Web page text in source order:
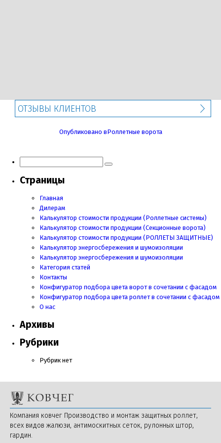
ОТЗЫВЫ КЛИЕНТОВ
Опубликовано вРоллетные ворота
Страницы
Главная
Дилерам
Калькулятор стоимости продукции (Роллетные системы)
Калькулятор стоимости продукции (Секционные ворота)
Калькулятор стоимости продукции (РОЛЛЕТЫ ЗАЩИТНЫЕ)
Калькулятор энергосбережения и шумоизоляции
Калькулятор энергосбережения и шумоизоляции
Категория статей
Контакты
Конфигуратор подбора цвета ворот в сочетании с фасадом
Конфигуратор подбора цвета роллет в сочетании с фасадом
О нас
Архивы
Рубрики
Рубрик нет
Компания ковчег Производство и монтаж защитных роллет,
всех видов жалюзи, антимоскитных сеток, рулонных штор,
гардин.